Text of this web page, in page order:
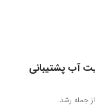
آب پشتیبانی
جمله رشد…